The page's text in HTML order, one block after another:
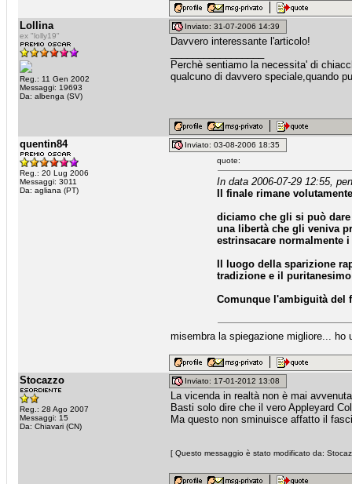
Lollina
ex "lolly19"
Reg.: 11 Gen 2002
Messaggi: 19693
Da: albenga (SV)
Inviato: 31-07-2006 14:39
Davvero interessante l'articolo!
Perchè sentiamo la necessita' di
qualcuno di davvero speciale,quando
quentin84
Reg.: 20 Lug 2006
Messaggi: 3011
Da: agliana (PT)
Inviato: 03-08-2006 18:35
quote:
In data 2006-07-29 12:55,
Il finale rimane
diciamo che gli si può
una libertà che gli veniva
estrinsacare normalmente
Il luogo della sparizione
tradizione e il
Comunque l'ambiguità del
misembra la spiegazione migliore... ho
Stocazzo
Reg.: 28 Ago 2007
Messaggi: 15
Da: Chiavari (CN)
Inviato: 17-01-2012 13:08
La vicenda in realtà non è mai
Basti solo dire che il vero Appleyard
Ma questo non sminuisce affatto il
[ Questo messaggio è stato modificato da: